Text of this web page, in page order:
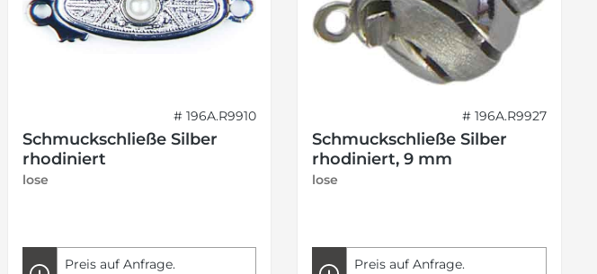
# 196A.R9910
Schmuckschließe Silber
rhodiniert
lose
Preis auf Anfrage.
# 196A.R9927
Schmuckschließe Silber
rhodiniert, 9 mm
lose
Preis auf Anfrage.